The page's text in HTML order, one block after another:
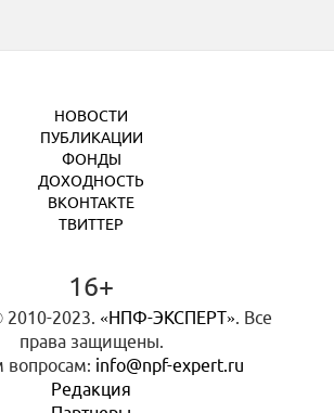
НОВОСТИ
ПУБЛИКАЦИИ
ФОНДЫ
ДОХОДНОСТЬ
ВКОНТАКТЕ
ТВИТТЕР
16+
2010-2023. «НПФ-ЭКСПЕРТ». Все
права защищены.
вопросам: info@npf-expert.ru
Редакция